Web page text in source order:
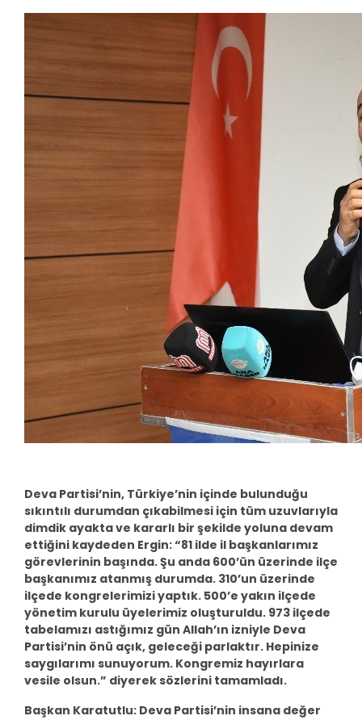
Deva Partisi’nin, Türkiye’nin içinde bulunduğu
sıkıntılı durumdan çıkabilmesi için tüm uzuvlarıyla
dimdik ayakta ve kararlı bir şekilde yoluna devam
ettiğini kaydeden Ergin: “81 ilde il başkanlarımız
görevlerinin başında. Şu anda 600’ün üzerinde ilçe
başkanımız atanmış durumda. 310’un üzerinde
ilçede kongrelerimizi yaptık. 500’e yakın ilçede
yönetim kurulu üyelerimiz oluşturuldu. 973 ilçede
tabelamızı astığımız gün Allah’ın izniyle Deva
Partisi’nin önü açık, geleceği parlaktır. Hepinize
saygılarımı sunuyorum. Kongremiz hayırlara
vesile olsun.” diyerek sözlerini tamamladı.
Başkan Karatutlu: Deva Partisi’nin insana değer